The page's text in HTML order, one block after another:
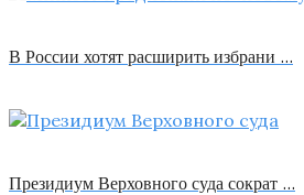
В России хотят расширить избрани …
Президиум Верховного суда сократ …